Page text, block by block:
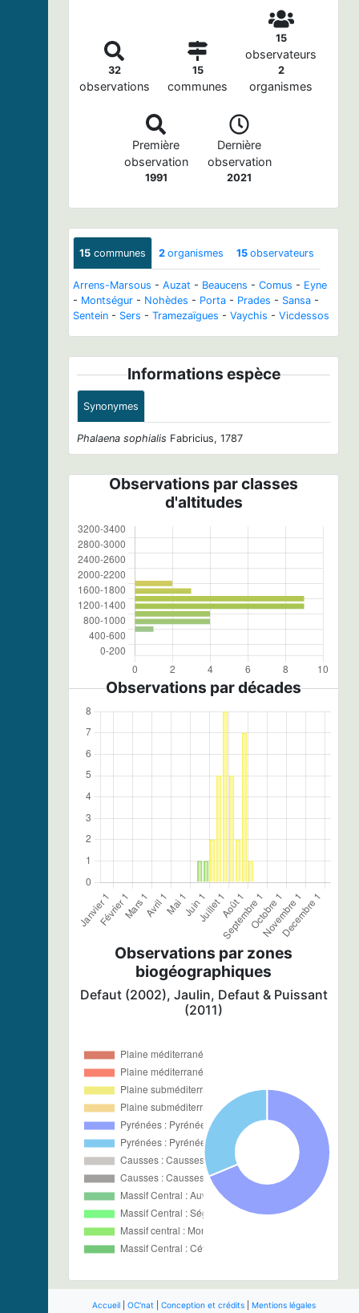
32
observations
15
communes
15
observateurs
2
organismes
Première
observation
1991
Dernière
observation
2021
15 communes 2 organismes 15 observateurs
Arrens-Marsous - Auzat - Beaucens - Comus - Eyne
- Montségur - Nohèdes - Porta - Prades - Sansa -
Sentein - Sers - Tramezaïgues - Vaychis - Vicdessos
Informations espèce
Synonymes
Phalaena sophialis Fabricius, 1787
Observations par classes
d'altitudes
Observations par décades
Observations par zones
biogéographiques
Defaut (2002), Jaulin, Defaut & Puissant
(2011)
Accueil| OC'nat| Conception et crédits| Mentions légales